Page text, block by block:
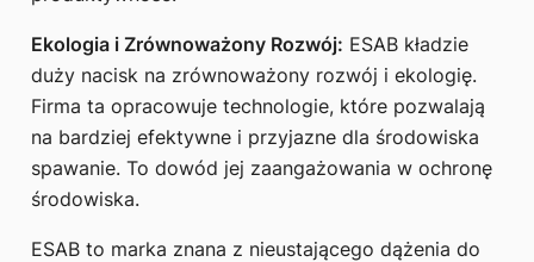
Ekologia i Zrównoważony Rozwój: ESAB kładzie
duży nacisk na zrównoważony rozwój i ekologię.
Firma ta opracowuje technologie, które pozwalają
na bardziej efektywne i przyjazne dla środowiska
spawanie. To dowód jej zaangażowania w ochronę
środowiska.
ESAB to marka znana z nieustającego dążenia do